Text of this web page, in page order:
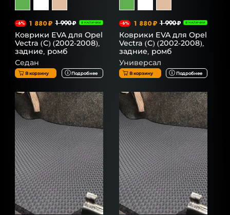
-6% 1 880 ₽ 1 990 ₽ В НАЛИЧИИ
Коврики EVA для Opel
Vectra (C) (2002-2008),
задние, ромб
Седан
В корзину Подробнее
-6% 1 880 ₽ 1 990 ₽ В НАЛИЧИИ
Коврики EVA для Opel
Vectra (C) (2002-2008),
задние, ромб
Универсал
В корзину Подробнее